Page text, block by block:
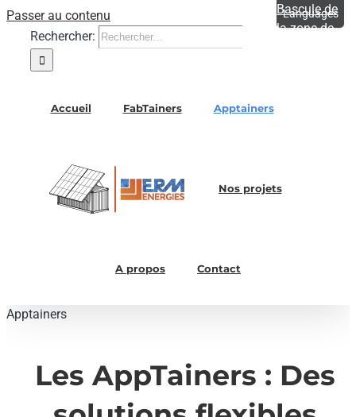
Passer au contenu
Rechercher:
Accueil FabTainers Apptainers
Nos projets
A propos Contact
Apptainers
Les AppTainers : Des
Bascule de
la zone de